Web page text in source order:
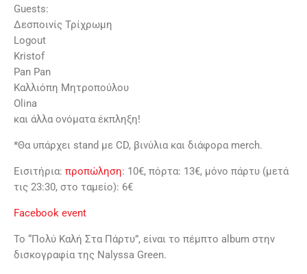
Guests:
Δεσποινίς Τρίχρωμη
Logout
Kristof
Pan Pan
Καλλιόπη Μητροπούλου
Olina
και άλλα ονόματα έκπληξη!
*Θα υπάρχει stand με CD, βινύλια και διάφορα merch.
Εισιτήρια: προπώληση: 10€, πόρτα: 13€, μόνο πάρτυ (μετά
τις 23:30, στο ταμείο): 6€
Facebook event
Το “Πολύ Καλή Στα Πάρτυ”, είναι το πέμπτο album στην
δισκογραφία της Nalyssa Green.